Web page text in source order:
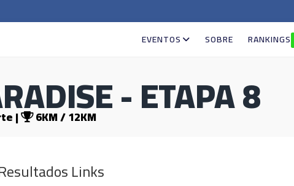
EVENTOS SOBRE RANKINGS
- ETAPA 8
| 6KM / 12KM
Links